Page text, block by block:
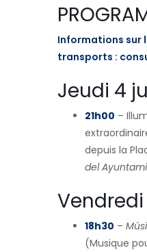
Informations sur
transports :
Jeudi 4
21h00 –
depuis la
del
18h30 –
(Musique